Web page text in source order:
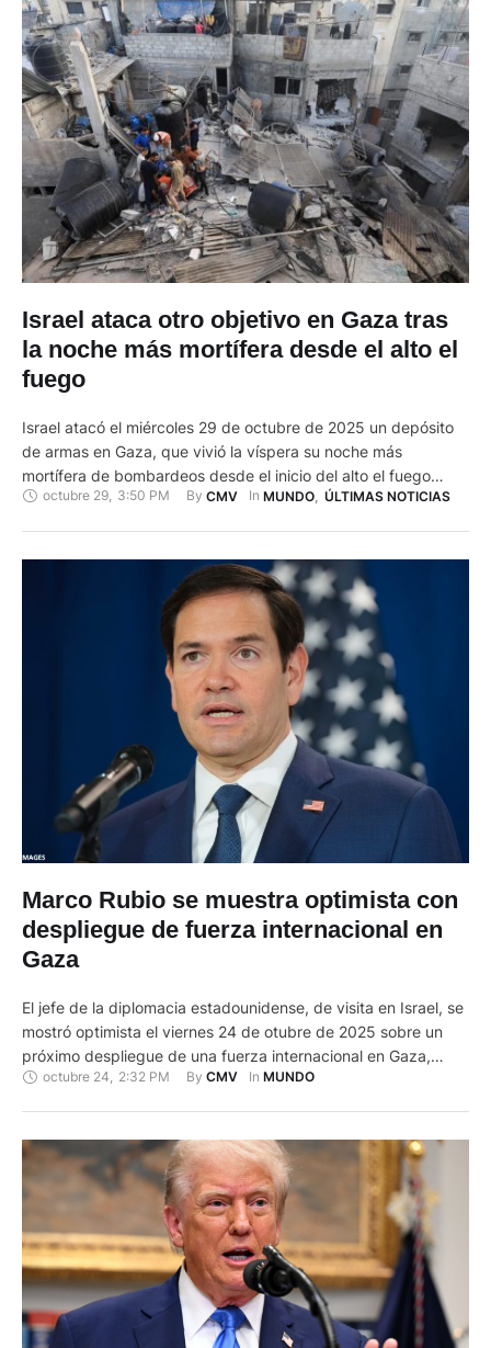
Israel ataca otro objetivo en Gaza tras
la noche más mortífera desde el alto el
fuego
Israel atacó el miércoles 29 de octubre de 2025 un depósito
de armas en Gaza, que vivió la víspera su noche más
mortífera de bombardeos desde el inicio del alto el fuego
mediado por Estados Unidos, y advirtió que continuará
octubre 29, 3:50 PM By CMV In MUNDO, ÚLTIMAS NOTICIAS
Marco Rubio se muestra optimista con
despliegue de fuerza internacional en
Gaza
El jefe de la diplomacia estadounidense, de visita en Israel, se
mostró optimista el viernes 24 de otubre de 2025 sobre un
próximo despliegue de una fuerza internacional en Gaza,
mientras que varios grupos palestinos, entre ellos Hamás,
octubre 24 2:32 PM By CMV In MUNDO